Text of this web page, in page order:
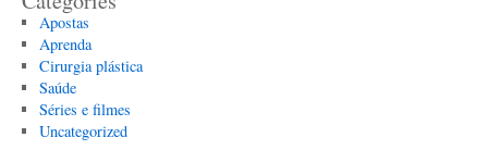
Apostas
Aprenda
Cirurgia plástica
Saúde
Séries e filmes
Uncategorized